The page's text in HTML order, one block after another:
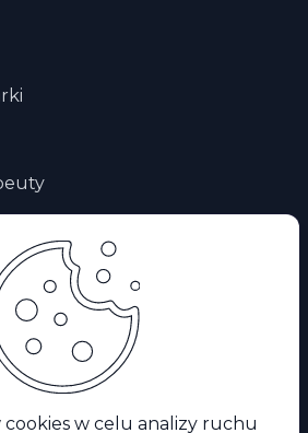
w celu analizy ruchu
medycznego